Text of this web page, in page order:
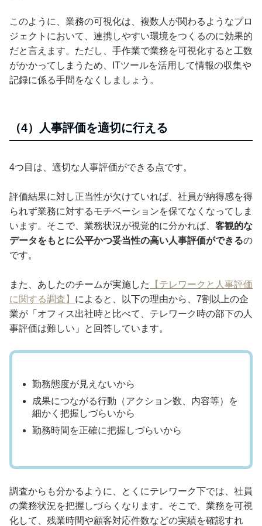
このように、業務の可視化は、複数人が関わるようなプロ
ジェクトにおいて、連携しやすい環境をつくるのに効果的
だと言えます。ただし、手作業で業務を可視化すると工数
がかかってしまうため、ITツールを活用して情報の収集や
記録に係る手間をなくしましょう。
（4）人事評価を適切に行える
4つ目は、適切な人事評価ができる点です。
評価結果に対し正当性が欠けていれば、社員が納得感を得
られず業務に対するモチベーションを保てなくなってしま
います。そこで、業務状況が視覚的に分かれば、 客観的な
データをもとに公平かつ妥当性の高い人事評価ができるの
です。
また、あしたのチームが実施した
【テレワークと人事評価
に関する調査】 によると、以下の理由から、7割以上の企
業が「オフィス出社時と比べて、テレワーク時の部下の人
事評価は難しい」と回答しています。
勤務態度が見えないから
成果につながる行動（アクション数、内容等）を
細かく把握しづらいから
勤務時間を正確に把握しづらいから
調査からも分かるように、とくにテレワーク下では、社員
の業務状況を把握しづらくなります。そこで、業務を可視
化して、残業時間や顧客対応件数などの実績を確認すれ